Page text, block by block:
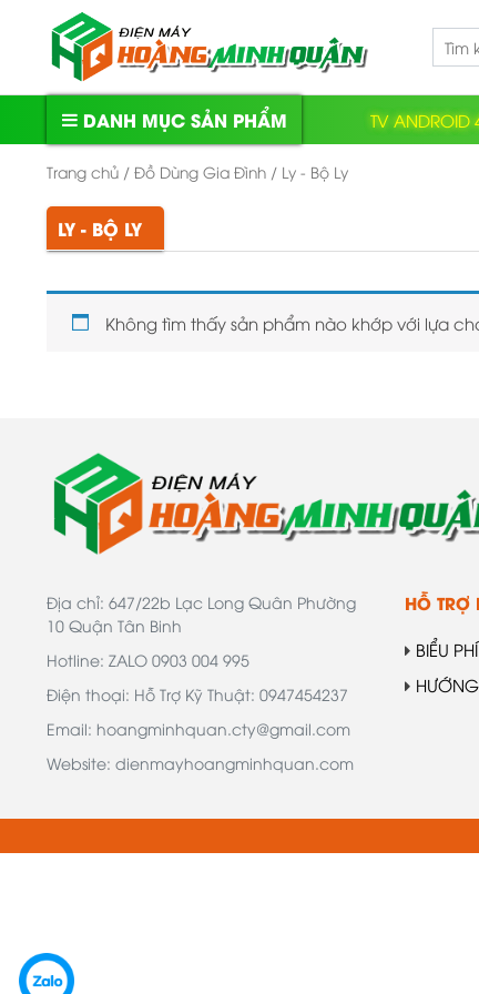
content
DANH MỤC SẢN PHẨM
Tivi, Loa, Âm thanh
Tủ lạnh,Tủ đông
Máy giặt,Sấy quần áo
Lọc nước,Máy nước nóng
Đồ Dùng Gia Đình
TV ANDROID
Trang chủ / Đồ Dùng Gia Đình / Ly - Bộ Ly
LY - BỘ LY
Không tìm thấy sản phẩm nào khớp với lựa
Địa chỉ: 647/22b Lạc Long Quân Phường
10 Quận Tân Binh
Hotline: ZALO 0903 004 995
Điện thoại: Hỗ Trợ Kỹ Thuật: 0947454237
Email: hoangminhquan.cty@gmail.com
Website: dienmayhoangminhquan.com
HỖ TRỢ
BIỂU